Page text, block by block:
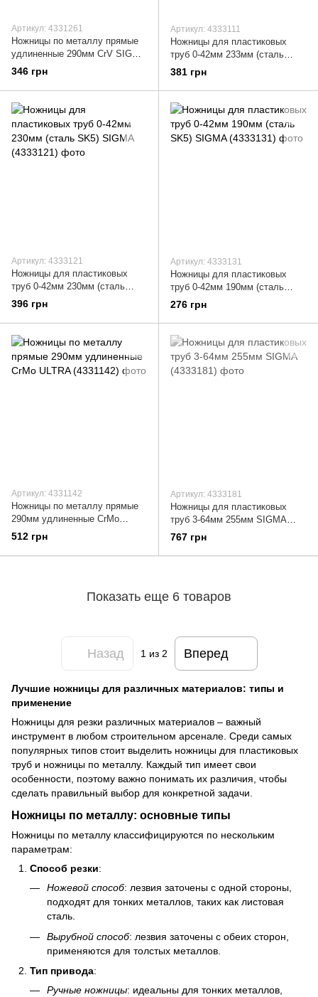
Артикул: 4331261
Ножницы по металлу прямые
удлиненные 290мм CrV SIGMA
(4331261)
346 грн
Артикул: 4333111
Ножницы для пластиковых
труб 0-42мм 233мм (сталь
SK5) SIGMA (4333111)
381 грн
Артикул: 4333121
Ножницы для пластиковых
труб 0-42мм 230мм (сталь
SK5) SIGMA (4333121)
396 грн
Артикул: 4333131
Ножницы для пластиковых
труб 0-42мм 190мм (сталь
SK5) SIGMA (4333131)
276 грн
Артикул: 4331142
Ножницы по металлу прямые
290мм удлиненные CrMo
ULTRA (4331142)
512 грн
Артикул: 4333181
Ножницы для пластиковых
труб 3-64мм 255мм SIGMA
(4333181)
767 грн
Показать еще 6 товаров
Назад 1из 2 Вперед
Лучшие ножницы для различных материалов: типы и
применение
Ножницы для резки различных материалов – важный
инструмент в любом строительном арсенале. Среди самых
популярных типов стоит выделить ножницы для пластиковых
труб и ножницы по металлу. Каждый тип имеет свои
особенности, поэтому важно понимать их различия, чтобы
сделать правильный выбор для конкретной задачи.
Ножницы по металлу: основные типы
Ножницы по металлу классифицируются по нескольким
параметрам:
Способ резки:
Ножевой способ: лезвия заточены с одной стороны,
подходят для тонких металлов, таких как листовая
сталь.
Вырубной способ: лезвия заточены с обеих сторон,
применяются для толстых металлов.
Тип привода:
Ручные ножницы: идеальны для тонких металлов,